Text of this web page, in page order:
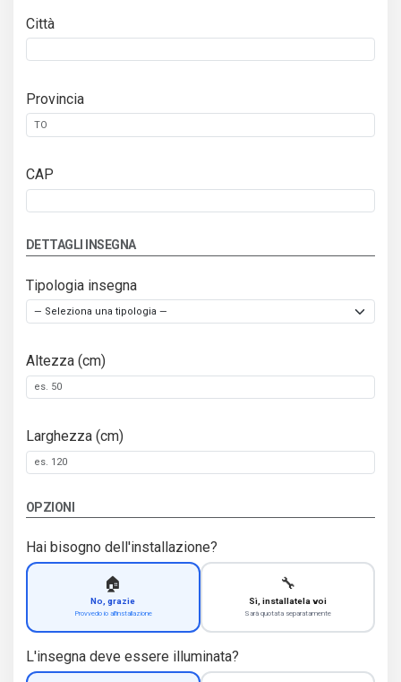
Città
Provincia
CAP
DETTAGLI INSEGNA
Tipologia insegna
Altezza (cm)
Larghezza (cm)
OPZIONI
Hai bisogno dell'installazione?
🏠
No, grazie
Provvedo io all'installazione
🔧
Sì, installatela voi
Sarà quotata separatamente
L'insegna deve essere illuminata?